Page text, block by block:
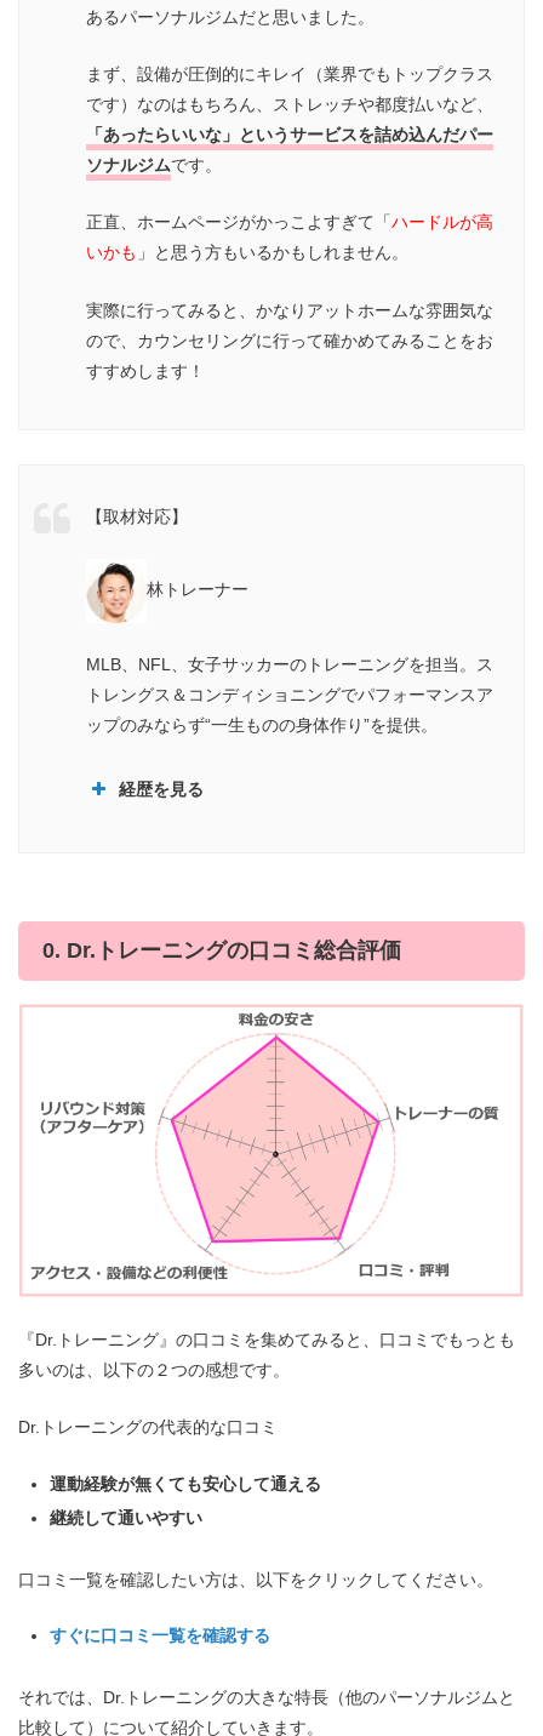
あるパーソナルジムだと思いました。
まず、設備が圧倒的にキレイ（業界でもトップクラス
です）なのはもちろん、ストレッチや都度払いなど、
「あったらいいな」というサービスを詰め込んだパー
ソナルジムです。
正直、ホームページがかっこよすぎて「ハードルが高
いかも 」と思う方もいるかもしれません。
実際に行ってみると、かなりアットホームな雰囲気な
ので、カウンセリングに行って確かめてみることをお
すすめします！
【取材対応】
林トレーナー
MLB、NFL、女子サッカーのトレーニングを担当。ス
トレングス＆コンディショニングでパフォーマンスア
ップのみならず“一生ものの身体作り”を提供。
経歴を見る
0. Dr.トレーニングの口コミ総合評価
『Dr.トレーニング』の口コミを集めてみると、口コミでもっとも
多いのは、以下の２つの感想です。
Dr.トレーニングの代表的な口コミ
運動経験が無くても安心して通える
継続して通いやすい
口コミ一覧を確認したい方は、以下をクリックしてください。
すぐに口コミ一覧を確認する
それでは、Dr.トレーニングの大きな特長（他のパーソナルジムと
比較して）について紹介していきます。